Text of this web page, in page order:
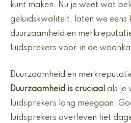
kunt maken. Nu je weet wat
geluidskwaliteit, laten we eens
duurzaamheid en
luidsprekers voor in de
Duurzaamheid en
Duurzaamheid is cruciaal als je
luidsprekers lang meegaan.
luidsprekers overleven het